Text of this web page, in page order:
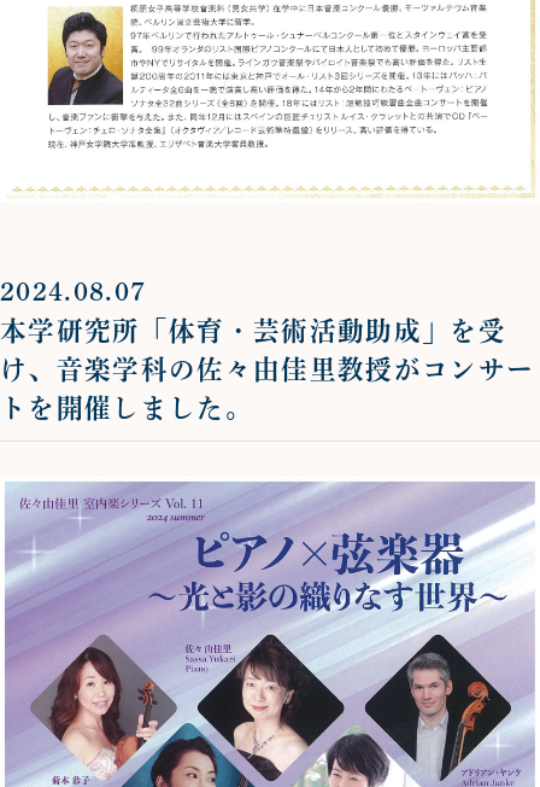
2024.08.07
本学研究所「体育・芸術活動助成」を受
け、音楽学科の佐々由佳里教授がコンサー
トを開催しました。